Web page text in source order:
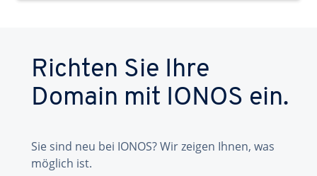
Richten Sie Ihre
Domain mit IONOS ein.
Sie sind neu bei IONOS? Wir zeigen Ihnen, was
möglich ist.